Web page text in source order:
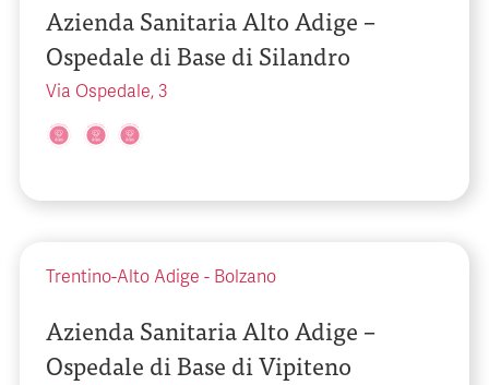
Azienda Sanitaria Alto Adige –
Ospedale di Base di Silandro
Via Ospedale, 3
Trentino-Alto Adige - Bolzano
Azienda Sanitaria Alto Adige –
Ospedale di Base di Vipiteno